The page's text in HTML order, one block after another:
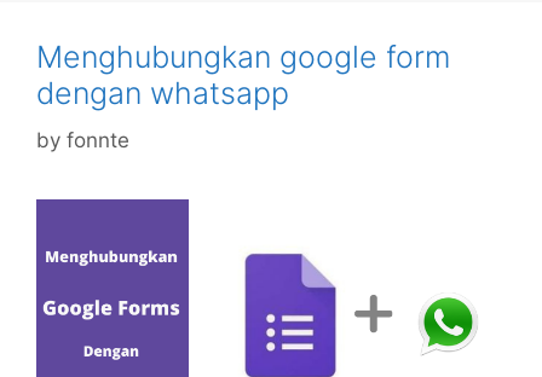
Menghubungkan google form
dengan whatsapp
by fonnte